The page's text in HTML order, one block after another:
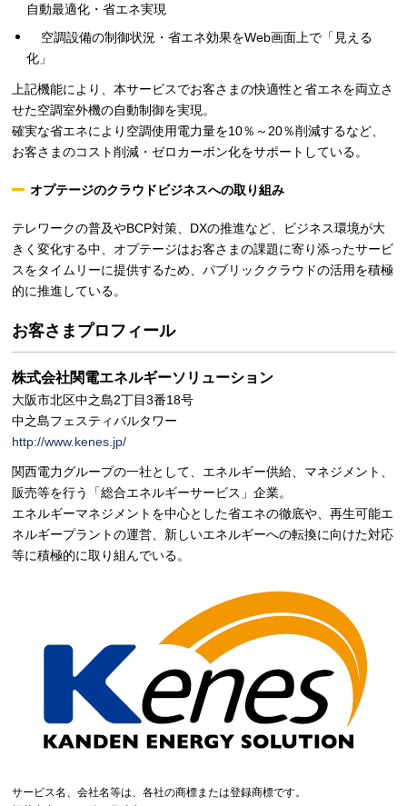
自動最適化・省エネ実現
空調設備の制御状況・省エネ効果をWeb画面上で「見える
化」
上記機能により、本サービスでお客さまの快適性と省エネを両立さ
せた空調室外機の自動制御を実現。
確実な省エネにより空調使用電力量を10％～20％削減するなど、
お客さまのコスト削減・ゼロカーボン化をサポートしている。
オプテージのクラウドビジネスへの取り組み
テレワークの普及やBCP対策、DXの推進など、ビジネス環境が大
きく変化する中、オプテージはお客さまの課題に寄り添ったサービ
スをタイムリーに提供するため、パブリッククラウドの活用を積極
的に推進している。
お客さまプロフィール
株式会社関電エネルギーソリューション
大阪市北区中之島2丁目3番18号
中之島フェスティバルタワー
http://www.kenes.jp/
関西電力グループの一社として、エネルギー供給、マネジメント、
販売等を行う「総合エネルギーサービス」企業。
エネルギーマネジメントを中心とした省エネの徹底や、再生可能エ
ネルギープラントの運営、新しいエネルギーへの転換に向けた対応
等に積極的に取り組んでいる。
サービス名、会社名等は、各社の商標または登録商標です。